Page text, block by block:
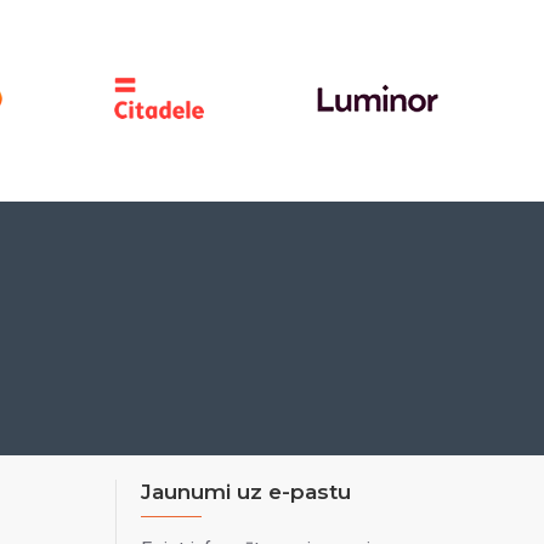
Jaunumi uz e-pastu